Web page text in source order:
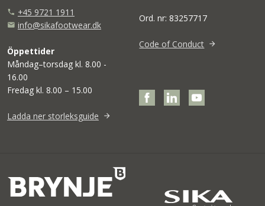
phone +45 9721 1911
mail info@sikafootwear.dk
Öppettider
Måndag–torsdag kl. 8.00 -
16.00
Fredag kl. 8.00 – 15.00
Ladda ner storleksguide
Ord. nr: 83257717
Code of Conduct